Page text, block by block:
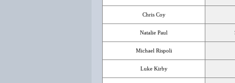
Chris Coy
Natalie Paul
Michael Rispoli
Luke Kirby